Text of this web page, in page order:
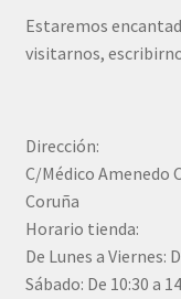
Estaremos
visitarnos,
Dirección:
C/Médico Amenedo
Coruña
Horario tienda:
De Lunes a Viernes:
Sábado: De 10:30 a